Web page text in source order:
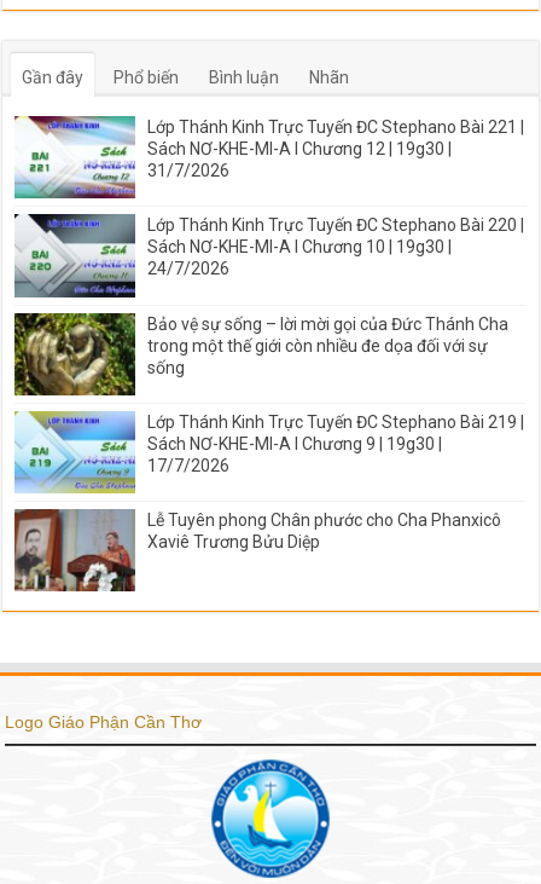
Gần đây Phổ biến Bình luận Nhãn
Lớp Thánh Kinh Trực Tuyến ĐC Stephano Bài 221 |
Sách NƠ-KHE-MI-A I Chương 12 | 19g30 |
31/7/2026
Lớp Thánh Kinh Trực Tuyến ĐC Stephano Bài 220 |
Sách NƠ-KHE-MI-A I Chương 10 | 19g30 |
24/7/2026
Bảo vệ sự sống – lời mời gọi của Đức Thánh Cha
trong một thế giới còn nhiều đe dọa đối với sự
sống
Lớp Thánh Kinh Trực Tuyến ĐC Stephano Bài 219 |
Sách NƠ-KHE-MI-A I Chương 9 | 19g30 |
17/7/2026
Lễ Tuyên phong Chân phước cho Cha Phanxicô
Xaviê Trương Bửu Diệp
Logo Giáo Phận Cần Thơ